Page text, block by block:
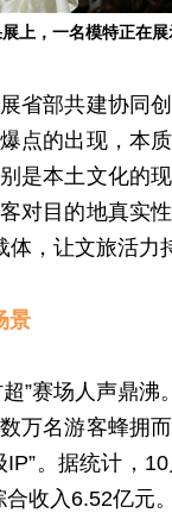
上，一名模特正在
部共建协同创
点的出现，本
是本土文化的
对目的地真实
体，让文旅活力
景
赛场人声鼎沸
万名游客蜂拥
。据统计，
收入6.52亿元